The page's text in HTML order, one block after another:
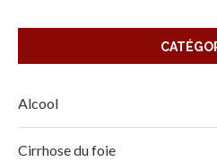
Alcool
Cirrhose du foie